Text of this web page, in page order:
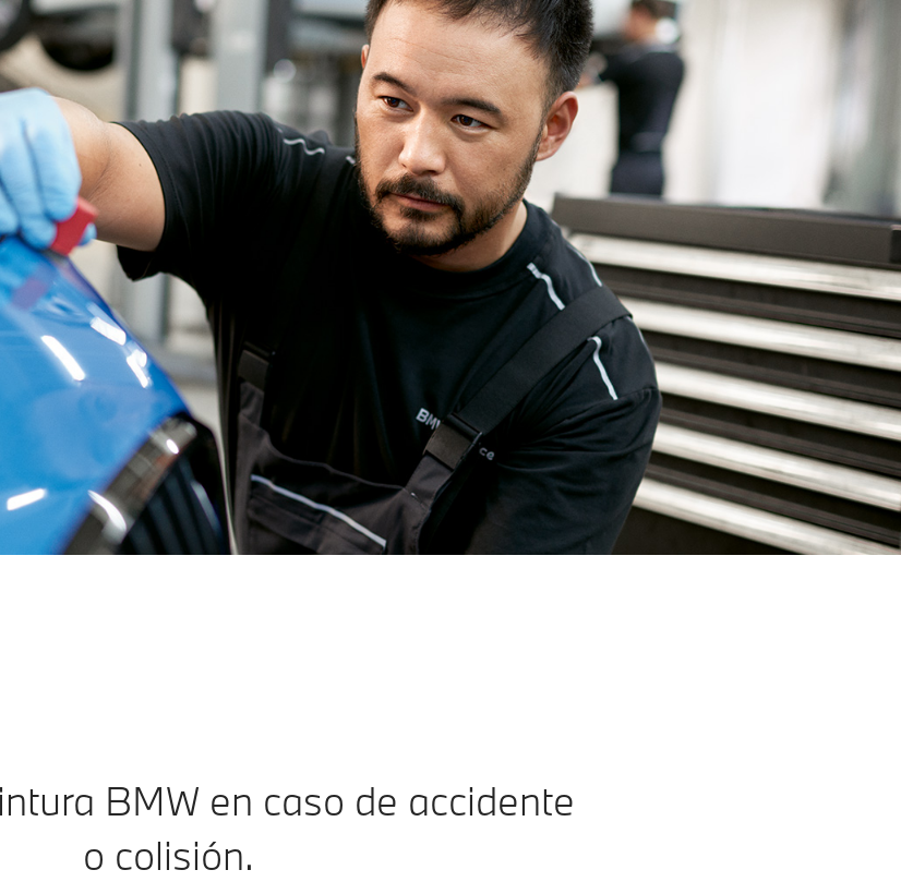
BMW en caso de accidente
o colisión.